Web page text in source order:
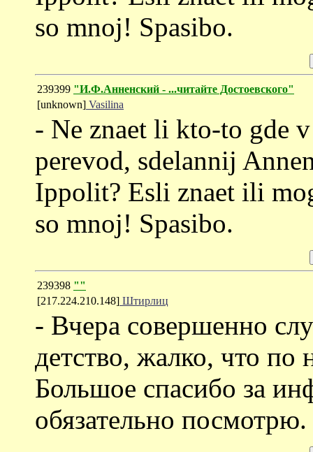
so mnoj! Spasibo.
239399 "И.Ф.Анненский - ...читайте Достоевского"
[unknown] Vasilina
- Ne znaet li kto-to gde
perevod, sdelannij
Ippolit? Esli znaet ili
so mnoj! Spasibo.
239398 ""
[217.224.210.148] Штирлиц
- Вчера совершенно
детство, жалко, что по
Большое спасибо за
обязательно посмотрю.